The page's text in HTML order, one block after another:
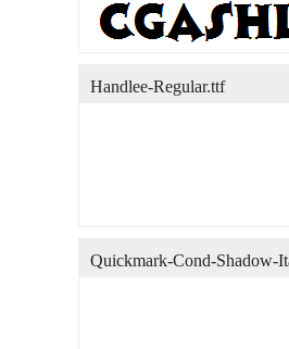
Handlee-Regular.ttf
Quickmark-Cond-Shadow-